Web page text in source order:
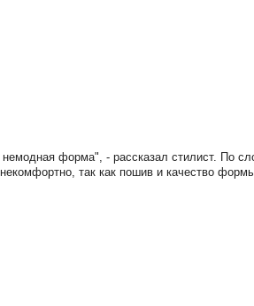
форма", - рассказал стилист. По
так как пошив и качество